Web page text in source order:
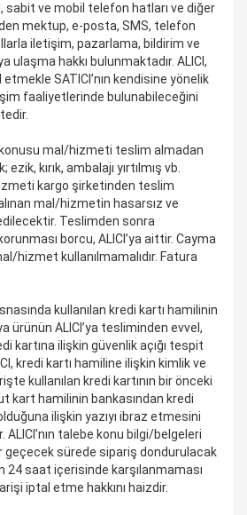
sabit ve mobil telefon hatları ve diğer
mektup, e-posta, SMS, telefon
iletişim, pazarlama, bildirim ve
ulaşma hakkı bulunmaktadır. ALICI,
SATICI’nın kendisine yönelik
faaliyetlerinde bulunabileceğini
mal/hizmeti teslim almadan
kırık, ambalajı yırtılmış vb.
kargo şirketinden teslim
mal/hizmetin hasarsız ve
Teslimden sonra
borcu, ALICI’ya aittir. Cayma
hizmet kullanılmamalıdır. Fatura
kullanılan kredi kartı hamilinin
ürünün ALICI’ya tesliminden evvel,
kartına ilişkin güvenlik açığı tespit
kredi kartı hamiline ilişkin kimlik ve
kullanılan kredi kartının bir önceki
kart hamilinin bankasından kredi
ilişkin yazıyı ibraz etmesini
ALICI’nın talebe konu bilgi/belgeleri
sürede sipariş dondurulacak
24 saat içerisinde karşılanmaması
iptal etme hakkını haizdir.